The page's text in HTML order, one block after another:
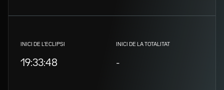
INICI DE L'ECLIPSI
19:33:48
INICI DE LA TOTALITAT
-